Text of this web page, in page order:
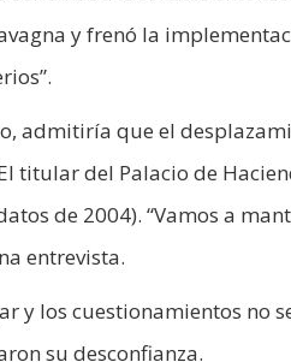
y frenó la
admitiría que el
titular del Palacio de
de 2004). “Vamos a
entrevista.
y los cuestionamientos no
su desconfianza.